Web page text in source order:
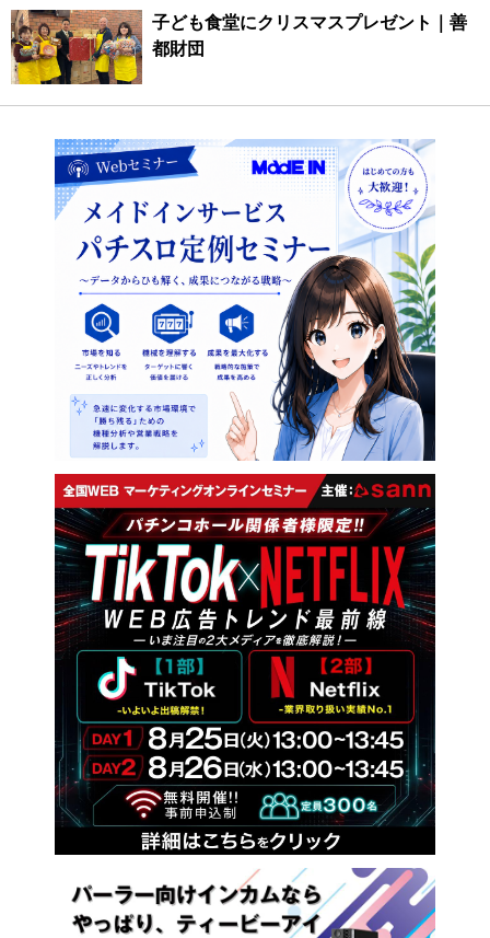
子ども食堂にクリスマスプレゼント｜善
都財団